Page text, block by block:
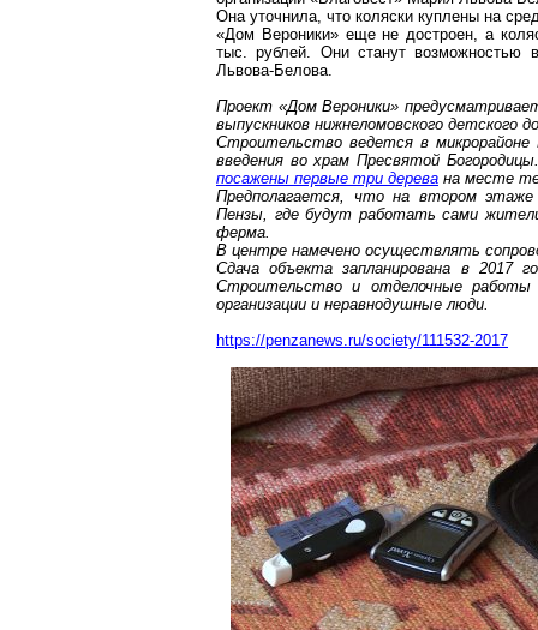
Она уточнила, что коляски куплены на
«Дом Вероники» еще не достроен, а
тыс. рублей. Они станут
Львова-Белова.
Проект «Дом Вероники»
выпускников нижнеломовского детского
Строительство ведется в микрорайоне
введения вохрам Пресвятой Богородицы.
посажены первые три дерева на месте
Предполагается, что на второмэтаже
Пензы, где будут работать сами
ферма.
В центре намечено осуществлять
Сдача объекта запланирована в 2017
Строительство и отделочные
организации и неравнодушные люди.
https://penzanews.ru/society/111532-2017